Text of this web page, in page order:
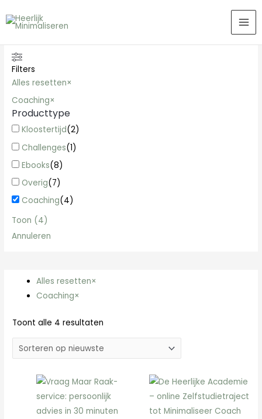
naar
inhoud
Filters
Alles resetten×
Coaching×
Producttype
Kloostertijd(2)
Challenges(1)
Ebooks(8)
Overig(7)
Coaching(4)
Toon (4)
Annuleren
Alles resetten×
Coaching×
Toont alle 4 resultaten